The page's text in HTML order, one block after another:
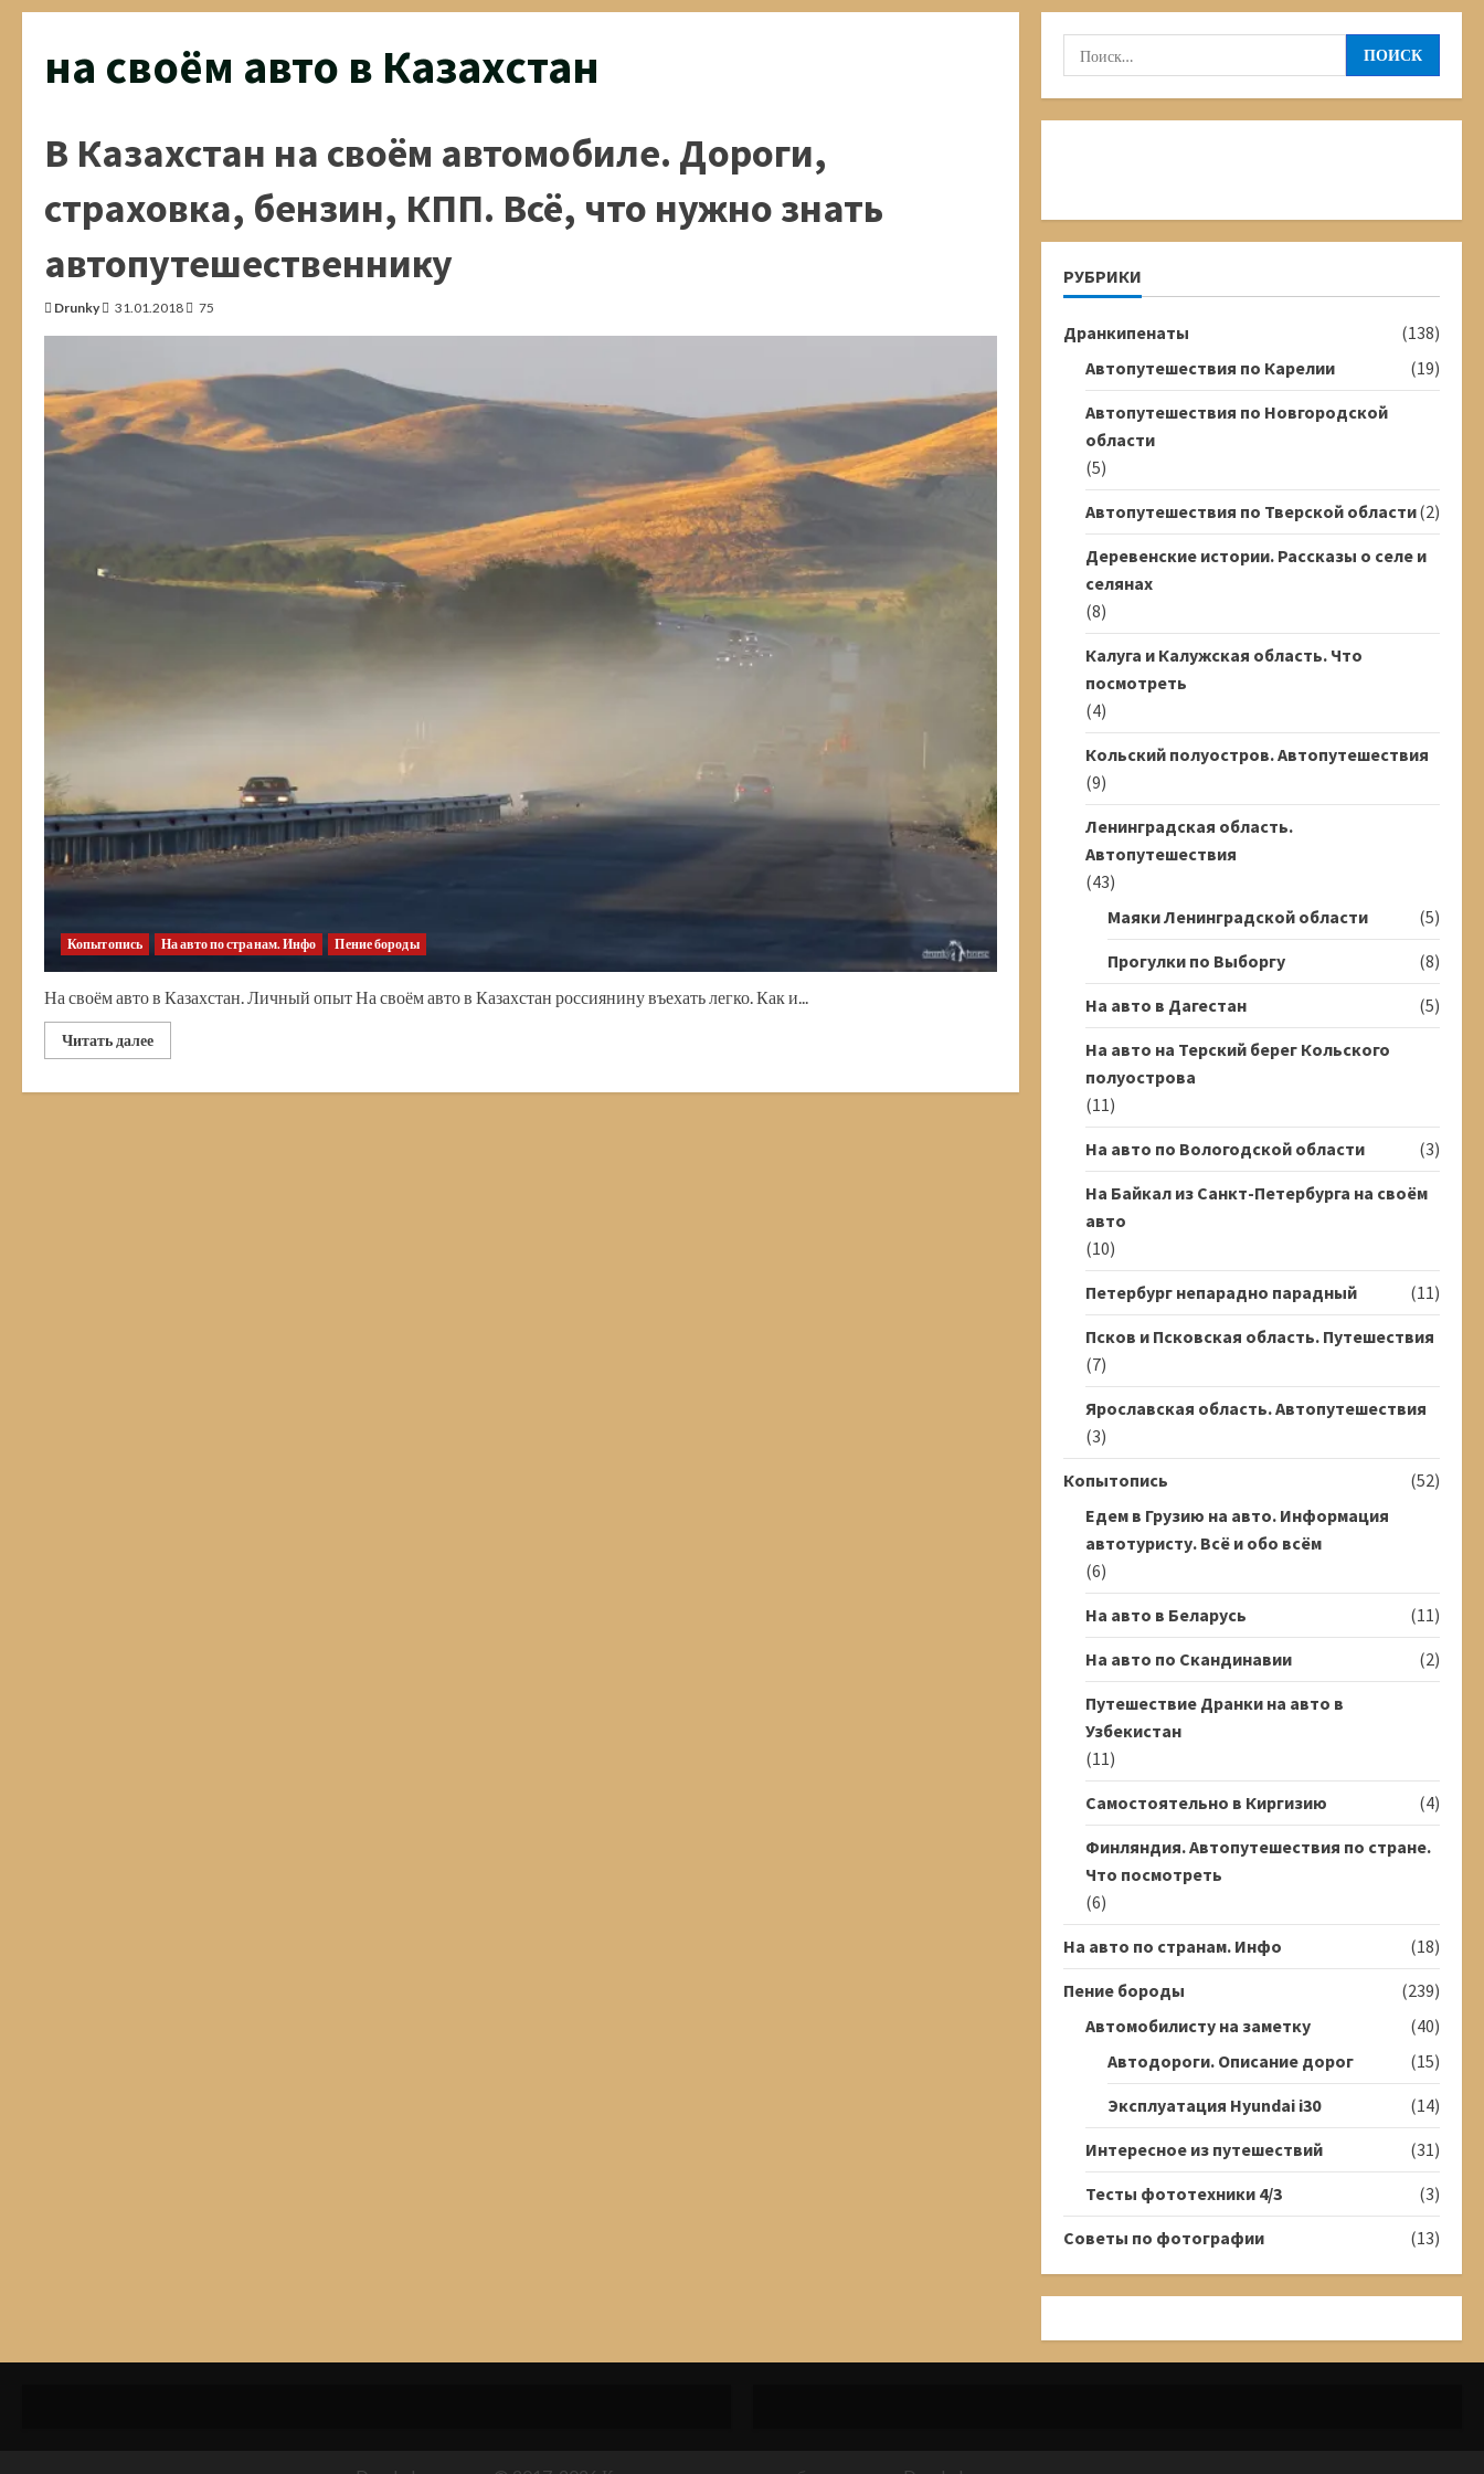
на своём авто в Казахстан
В Казахстан на своём автомобиле. Дороги,
страховка, бензин, КПП. Всё, что нужно знать
автопутешественнику
Drunky 31.01.2018 75
Копытопись На авто по странам. Инфо Пение бороды
На своём авто в Казахстан. Личный опыт На своём авто в Казахстан россиянину въехать легко. Как и...
Читать далееПрочитать
больше
Найти:
РУБРИКИ
Дранкипенаты
(138)
Автопутешествия по Карелии
(19)
Автопутешествия по Новгородской
области
(5)
Автопутешествия по Тверской области(2)
Деревенские истории. Рассказы о селе и
селянах
(8)
Калуга и Калужская область. Что
посмотреть
(4)
Кольский полуостров. Автопутешествия
(9)
Ленинградская область.
Автопутешествия
(43)
Маяки Ленинградской области
(5)
Прогулки по Выборгу
(8)
На авто в Дагестан
(5)
На авто на Терский берег Кольского
полуострова
(11)
На авто по Вологодской области
(3)
На Байкал из Санкт-Петербурга на своём
авто
(10)
Петербург непарадно парадный
(11)
Псков и Псковская область. Путешествия
(7)
Ярославская область. Автопутешествия
(3)
Копытопись
(52)
Едем в Грузию на авто. Информация
автотуристу. Всё и обо всём
(6)
На авто в Беларусь
(11)
На авто по Скандинавии
(2)
Путешествие Дранки на авто в
Узбекистан
(11)
Самостоятельно в Киргизию
(4)
Финляндия. Автопутешествия по стране.
Что посмотреть
(6)
На авто по странам. Инфо
(18)
Пение бороды
(239)
Автомобилисту на заметку
(40)
Автодороги. Описание дорог
(15)
Эксплуатация Hyundai i30
(14)
Интересное из путешествий
(31)
Тесты фототехники 4/3
(3)
Советы по фотографии
(13)